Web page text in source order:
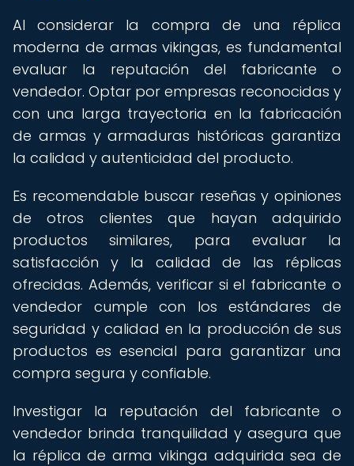
Al considerar la compra de una réplica
moderna de armas vikingas, es fundamental
evaluar la reputación del fabricante o
vendedor. Optar por empresas reconocidas y
con una larga trayectoria en la fabricación
de armas y armaduras históricas garantiza
la calidad y autenticidad del producto.
Es recomendable buscar reseñas y opiniones
de otros clientes que hayan adquirido
productos similares, para evaluar la
satisfacción y la calidad de las réplicas
ofrecidas. Además, verificar si el fabricante o
vendedor cumple con los estándares de
seguridad y calidad en la producción de sus
productos es esencial para garantizar una
compra segura y confiable.
Investigar la reputación del fabricante o
vendedor brinda tranquilidad y asegura que
la réplica de arma vikinga adquirida sea de